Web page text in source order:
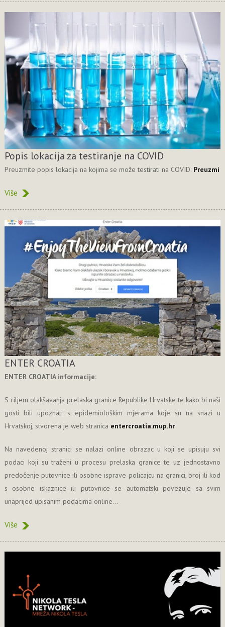
Popis lokacija za testiranje na COVID
Preuzmite popis lokacija na kojima se može testirati na COVID: Preuzmi
Više
ENTER CROATIA
ENTER CROATIA informacije:
S ciljem olakšavanja prelaska granice Republike Hrvatske te kako bi naši
gosti bili upoznati s epidemiološkim mjerama koje su na snazi u
Hrvatskoj, stvorena je web stranica entercroatia.mup.hr
Na navedenoj stranici se nalazi online obrazac u koji se upisuju svi
podaci koji su traženi u procesu prelaska granice te uz jednostavno
predočenje putovnice ili osobne isprave policajcu na granici, broj ili kod
s osobne iskaznice ili putovnice se automatski povezuje sa svim
unaprijed upisanim podacima online...
Više